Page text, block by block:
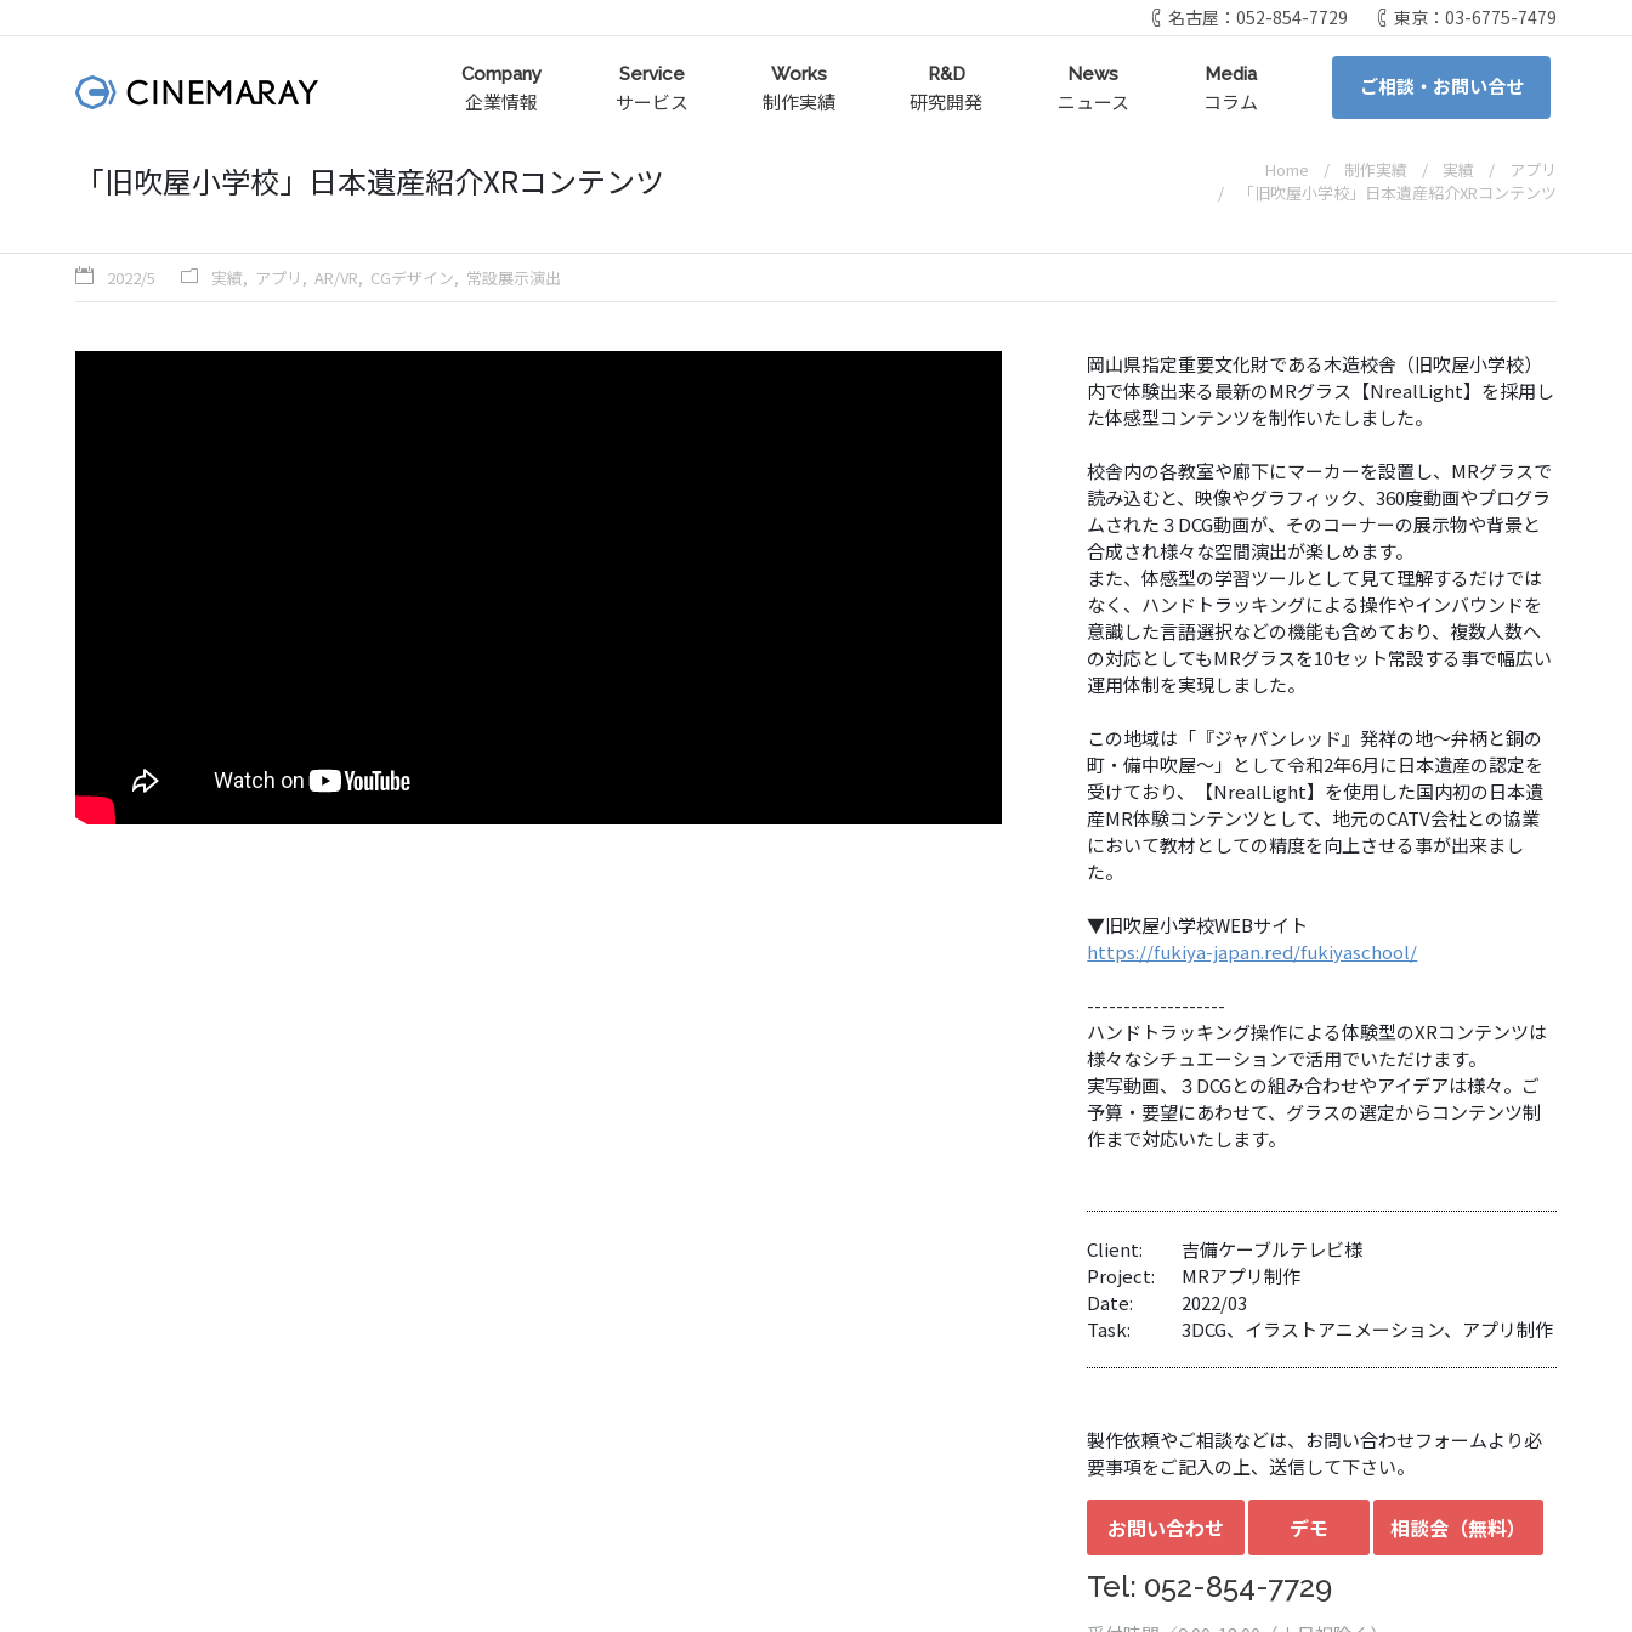
名古屋：052-854-7729 東京：03-6775-7479
Company
企業情報
Service
サービス
Works
制作実績
R&D
研究開発
News
ニュース
Media
コラム
ご相談・お問い合せ
「旧吹屋小学校」日本遺産紹介XRコンテンツ Home 制作実績 実績
アプリ
「旧吹屋小学校」日本遺産紹介XRコンテンツ
2022/5 実績 アプリ AR/VR CGデザイン 常設展示演出
岡山県指定重要文化財である木造校舎（旧吹屋小学校）
内で体験出来る最新のMRグラス【NrealLight】を採用し
た体感型コンテンツを制作いたしました。
校舎内の各教室や廊下にマーカーを設置し、MRグラスで
読み込むと、映像やグラフィック、360度動画やプログラ
ムされた３DCG動画が、そのコーナーの展示物や背景と
合成され様々な空間演出が楽しめます。
また、体感型の学習ツールとして見て理解するだけでは
なく、ハンドトラッキングによる操作やインバウンドを
意識した言語選択などの機能も含めており、複数人数へ
の対応としてもMRグラスを10セット常設する事で幅広い
運用体制を実現しました。
この地域は「『ジャパンレッド』発祥の地～弁柄と銅の
町・備中吹屋～」として令和2年6月に日本遺産の認定を
受けており、【NrealLight】を使用した国内初の日本遺
産MR体験コンテンツとして、地元のCATV会社との協業
において教材としての精度を向上させる事が出来まし
た。
▼旧吹屋小学校WEBサイト
https://fukiya-japan.red/fukiyaschool/
-------------------
ハンドトラッキング操作による体験型のXRコンテンツは
様々なシチュエーションで活用でいただけます。
実写動画、３DCGとの組み合わせやアイデアは様々。ご
予算・要望にあわせて、グラスの選定からコンテンツ制
作まで対応いたします。
Client:
吉備ケーブルテレビ様
Project:
MRアプリ制作
Date:
2022/03
Task:
3DCG、イラストアニメーション、アプリ制作
製作依頼やご相談などは、お問い合わせフォームより必
要事項をご記入の上、送信して下さい。
お問い合わせ デモ 相談会（無料）
Tel: 052-854-7729